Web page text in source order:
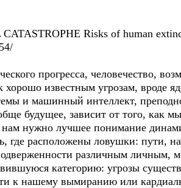
Risks of human
прогресса, человечество,
известным угрозам, вроде
и машинный интеллект,
будущее, зависит от того, как
нужно лучшее понимание
где расположены ловушки: пути,
различным личным,
категорию: угрозы
к нашему вымиранию или